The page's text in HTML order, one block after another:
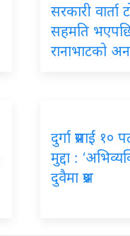
सरकारी
सहमति
रानाभाटको
दुर्गा प्रसाईं
मुद्दा :
दुवैमा प्रश्न